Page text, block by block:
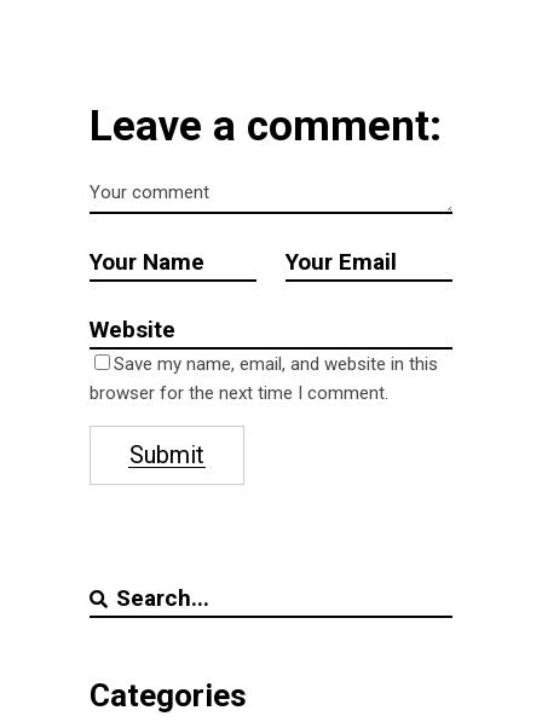
Leave a comment:
Save my name, email, and website in this
browser for the next time I comment.
Submit
Search
for:
Categories